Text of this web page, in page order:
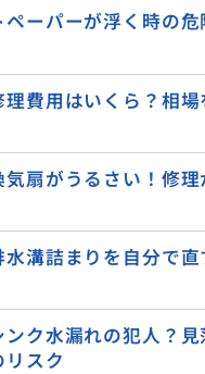
ペーパーが浮く時の危
理費用はいくら？相
気扇がうるさい！修
水溝詰まりを自分で
ンク水漏れの犯人？
スク